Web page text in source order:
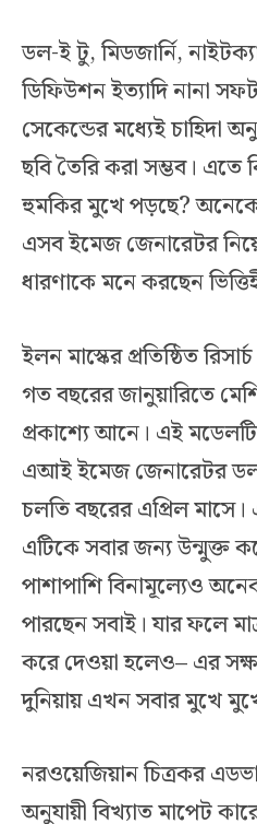
ডল-ই টু, মিডজার্নি,
ডিফিউশন ইত্যাদি নানা
সেকেন্ডের মধ্যেই চাহিদা
ছবি তৈরি করা সম্ভব।
হুমকির মুখে পড়ছে?
এসব ইমেজ জেনারেটর
ধারণাকে মনে করছেন
ইলন মাস্কের প্রতিষ্ঠিত
গত বছরের জানুয়ারিতে
প্রকাশ্যে আনে। এই
এআই ইমেজ জেনারেটর
চলতি বছরের এপ্রিল
এটিকে সবার জন্য উন্মুক্ত
পাশাপাশি বিনামূল্যেও
পারছেন সবাই। যার ফলে
করে দেওয়া হলেও– এর
দুনিয়ায় এখন সবার মুখে
নরওয়েজিয়ান চিত্রকর
অনুযায়ী বিখ্যাত মাপেট